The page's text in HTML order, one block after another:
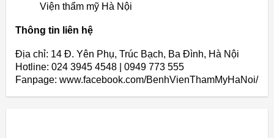
Viện thẩm mỹ Hà Nội
Thông tin liên hệ
Địa chỉ: 14 Đ. Yên Phụ, Trúc Bạch, Ba Đình, Hà Nội
Hotline: 024 3945 4548 | 0949 773 555
Fanpage: www.facebook.com/BenhVienThamMyHaNoi/